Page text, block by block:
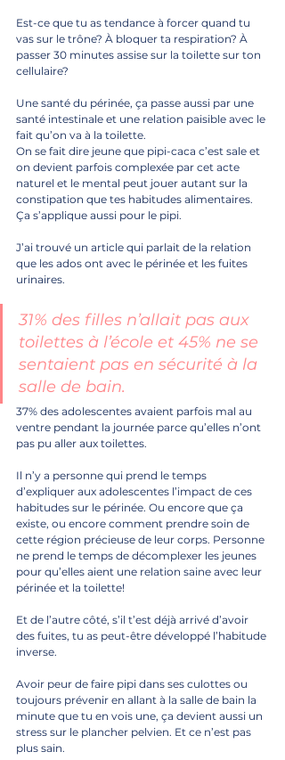
Est-ce que tu as tendance à forcer quand tu
vas sur le trône? À bloquer ta respiration? À
passer 30 minutes assise sur la toilette sur ton
cellulaire?
Une santé du périnée, ça passe aussi par une
santé intestinale et une relation paisible avec le
fait qu’on va à la toilette.
On se fait dire jeune que pipi-caca c’est sale et
on devient parfois complexée par cet acte
naturel et le mental peut jouer autant sur la
constipation que tes habitudes alimentaires.
Ça s’applique aussi pour le pipi.
J’ai trouvé un article qui parlait de la relation
que les ados ont avec le périnée et les fuites
urinaires.
31% des filles n’allait pas aux
toilettes à l’école et 45% ne se
sentaient pas en sécurité à la
salle de bain.
37% des adolescentes avaient parfois mal au
ventre pendant la journée parce qu’elles n’ont
pas pu aller aux toilettes.
Il n’y a personne qui prend le temps
d’expliquer aux adolescentes l’impact de ces
habitudes sur le périnée. Ou encore que ça
existe, ou encore comment prendre soin de
cette région précieuse de leur corps. Personne
ne prend le temps de décomplexer les jeunes
pour qu’elles aient une relation saine avec leur
périnée et la toilette!
Et de l’autre côté, s’il t’est déjà arrivé d’avoir
des fuites, tu as peut-être développé l’habitude
inverse.
Avoir peur de faire pipi dans ses culottes ou
toujours prévenir en allant à la salle de bain la
minute que tu en vois une, ça devient aussi un
stress sur le plancher pelvien. Et ce n’est pas
plus sain.